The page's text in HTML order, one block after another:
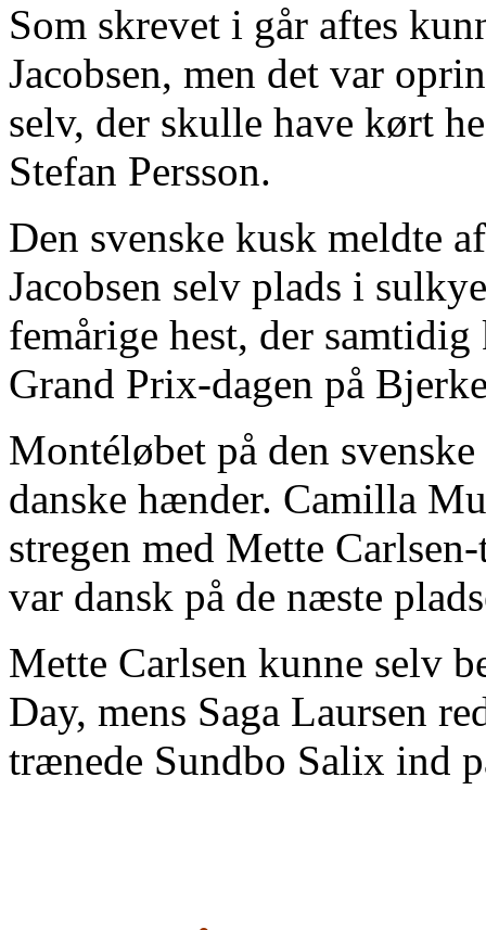
Som skrevet i går aftes
Jacobsen, men det var
selv, der skulle have kørt
Stefan Persson.
Den svenske kusk meldte
Jacobsen selv plads i
femårige hest, der
Grand Prix-dagen på
Montéløbet på den
danske hænder. Camilla
stregen med Mette
var dansk på de næste
Mette Carlsen kunne selv
Day, mens Saga Laursen
trænede Sundbo Salix ind